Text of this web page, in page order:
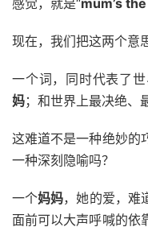
感觉，就是“mum’s
现在，我们把这两个意
一个词，同时代表了
妈；和世界上最决绝
这难道不是一种绝妙的
一种深刻隐喻吗？
一个妈妈，她的爱，难
面前可以大声呼喊的依